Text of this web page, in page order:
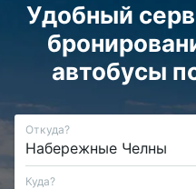
Удобный
автобусы
Откуда?
Куда?